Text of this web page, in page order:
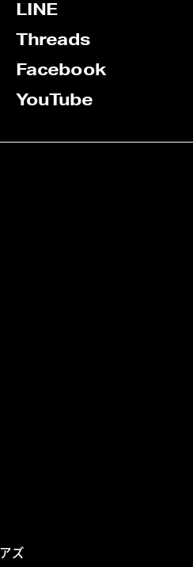
LINE
Threads
Facebook
YouTube
ズ